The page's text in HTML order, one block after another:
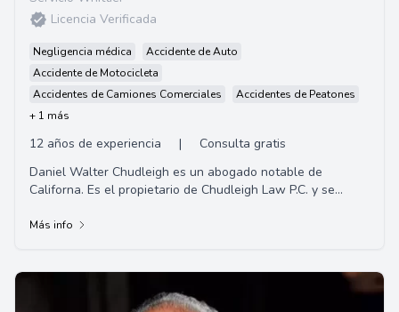
Licencia Verificada
Negligencia médica
Accidente de Auto
Accidente de Motocicleta
Accidentes de Camiones Comerciales
Accidentes de Peatones
+ 1 más
12 años de experiencia |
Consulta gratis
Daniel Walter Chudleigh es un abogado notable de
Californa. Es el propietario de Chudleigh Law P.C. y se
Más info